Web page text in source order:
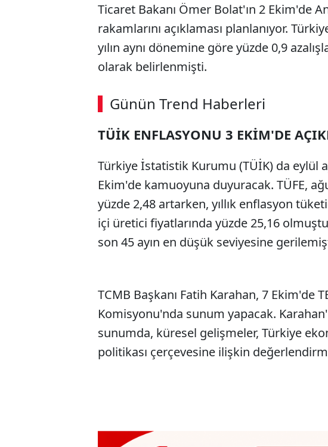
Ticaret Bakanı Ömer Bolat'ın 2 Ekim'de
rakamlarını açıklaması planlanıyor.
yılın aynı dönemine göre yüzde 0,9
olarak belirlenmişti.
Günün Trend Haberleri
TÜİK ENFLASYONU 3 EKİM'DE
Türkiye İstatistik Kurumu (TÜİK) da eylül
Ekim'de kamuoyuna duyuracak. TÜFE,
yüzde 2,48 artarken, yıllık enflasyon
içi üretici fiyatlarında yüzde 25,16
son 45 ayın en düşük seviyesine
TCMB Başkanı Fatih Karahan, 7 Ekim'de
Komisyonu'nda sunum yapacak.
sunumda, küresel gelişmeler, Türkiye
politikası çerçevesine ilişkin